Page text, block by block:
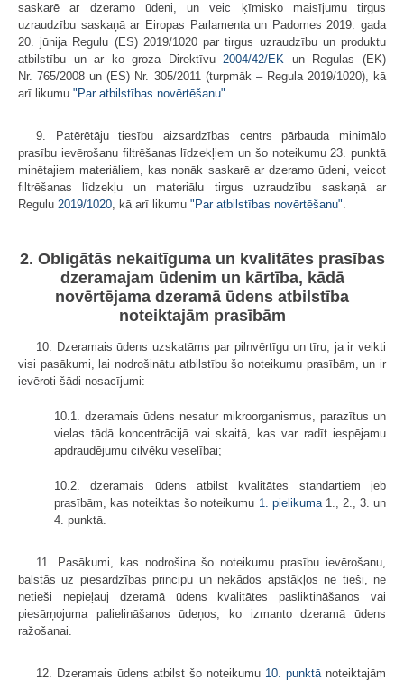
saskarē ar dzeramo ūdeni, un veic ķīmisko maisījumu tirgus
uzraudzību saskaņā ar Eiropas Parlamenta un Padomes 2019. gada
20. jūnija Regulu (ES) 2019/1020 par tirgus uzraudzību un produktu
atbilstību un ar ko groza Direktīvu2004/42/EK un Regulas (EK)
Nr. 765/2008 un (ES) Nr. 305/2011 (turpmāk ‒ Regula 2019/1020), kā
arī likumu "Par atbilstības novērtēšanu".
9. Patērētāju tiesību aizsardzības centrs pārbauda minimālo
prasību ievērošanu filtrēšanas līdzekļiem un šo noteikumu 23. punktā
minētajiem materiāliem, kas nonāk saskarē ar dzeramo ūdeni, veicot
filtrēšanas līdzekļu un materiālu tirgus uzraudzību saskaņā ar
Regulu 2019/1020, kā arī likumu "Par atbilstības novērtēšanu".
2. Obligātās nekaitīguma un kvalitātes prasības
dzeramajam ūdenim un kārtība, kādā
novērtējama dzeramā ūdens atbilstība
noteiktajām prasībām
10. Dzeramais ūdens uzskatāms par pilnvērtīgu un tīru, ja ir veikti
visi pasākumi, lai nodrošinātu atbilstību šo noteikumu prasībām, un ir
ievēroti šādi nosacījumi:
10.1. dzeramais ūdens nesatur mikroorganismus, parazītus un
vielas tādā koncentrācijā vai skaitā, kas var radīt iespējamu
apdraudējumu cilvēku veselībai;
10.2. dzeramais ūdens atbilst kvalitātes standartiem jeb
prasībām, kas noteiktas šo noteikumu 1. pielikuma1., 2., 3. un
4. punktā.
11. Pasākumi, kas nodrošina šo noteikumu prasību ievērošanu,
balstās uz piesardzības principu un nekādos apstākļos ne tieši, ne
netieši nepieļauj dzeramā ūdens kvalitātes pasliktināšanos vai
piesārņojuma palielināšanos ūdeņos, ko izmanto dzeramā ūdens
ražošanai.
12. Dzeramais ūdens atbilst šo noteikumu 10. punktā noteiktajām